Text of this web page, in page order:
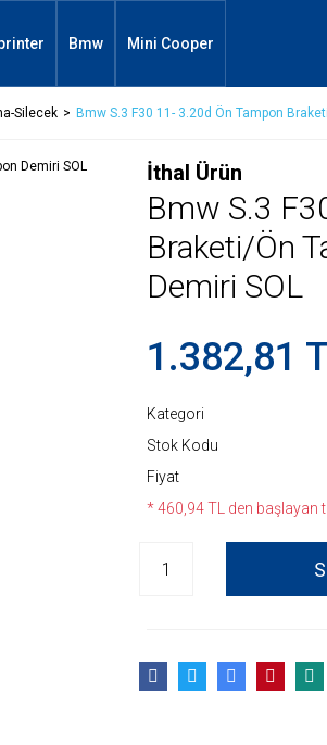
Bmw Mini Cooper
Silecek Bmw S.3 F30 11- 3.20d Ön Tampon
İthal Ürün
Bmw S.3
Braketi/Ön
Demiri SOL
1.382,81
Kategori
Stok Kodu
Fiyat
* 460,94 TL den başlayan